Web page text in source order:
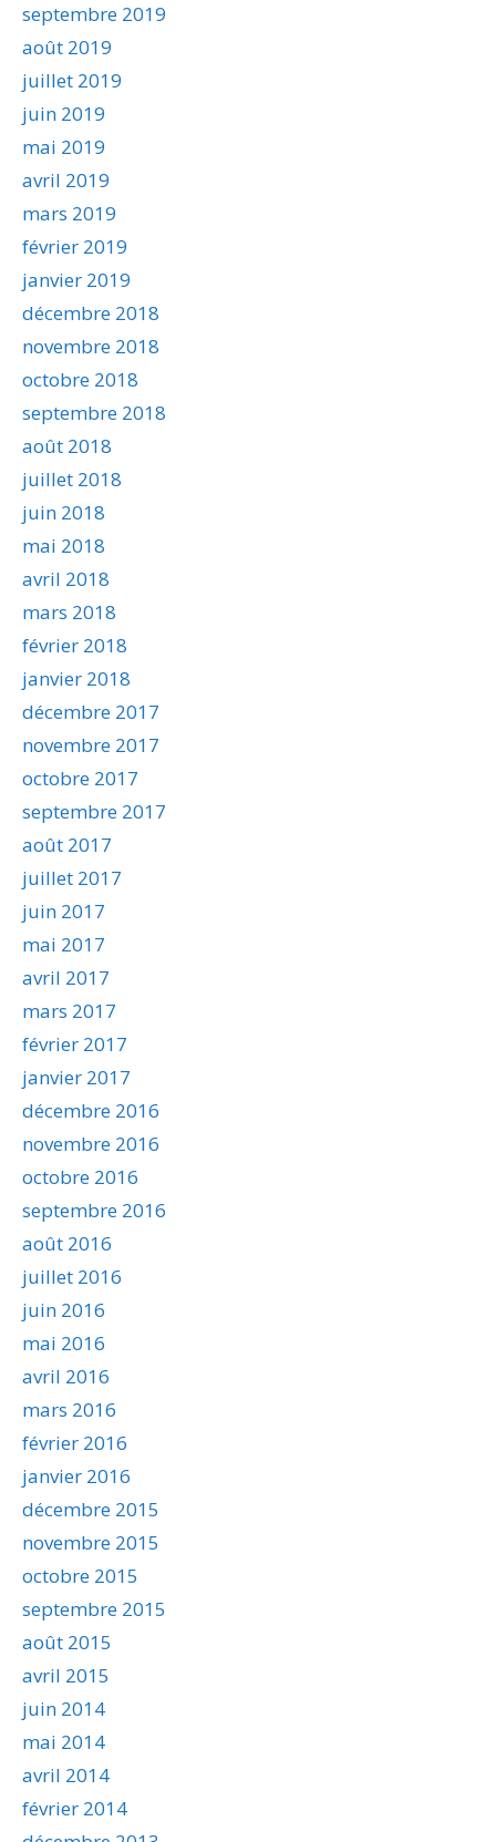
septembre 2019
août 2019
juillet 2019
juin 2019
mai 2019
avril 2019
mars 2019
février 2019
janvier 2019
décembre 2018
novembre 2018
octobre 2018
septembre 2018
août 2018
juillet 2018
juin 2018
mai 2018
avril 2018
mars 2018
février 2018
janvier 2018
décembre 2017
novembre 2017
octobre 2017
septembre 2017
août 2017
juillet 2017
juin 2017
mai 2017
avril 2017
mars 2017
février 2017
janvier 2017
décembre 2016
novembre 2016
octobre 2016
septembre 2016
août 2016
juillet 2016
juin 2016
mai 2016
avril 2016
mars 2016
février 2016
janvier 2016
décembre 2015
novembre 2015
octobre 2015
septembre 2015
août 2015
avril 2015
juin 2014
mai 2014
avril 2014
février 2014